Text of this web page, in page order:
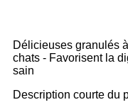
Délicieuses granulés
chats - Favorisent la
sain
Description courte du